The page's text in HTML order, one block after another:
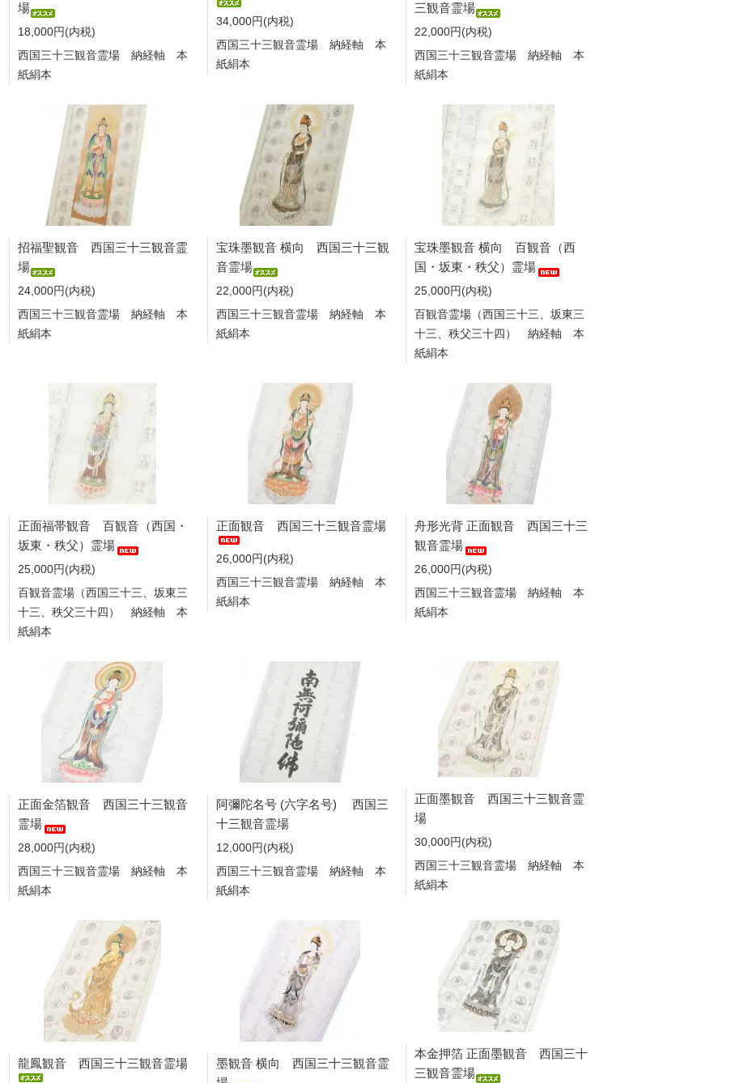
場
18,000円(内税)
西国三十三観音霊場 納経軸 本
紙絹本
34,000円(内税)
西国三十三観音霊場 納経軸 本
紙絹本
三観音霊場
22,000円(内税)
西国三十三観音霊場 納経軸 本
紙絹本
招福聖観音 西国三十三観音霊
場
24,000円(内税)
西国三十三観音霊場 納経軸 本
紙絹本
宝珠墨観音 横向 西国三十三観
音霊場
22,000円(内税)
西国三十三観音霊場 納経軸 本
紙絹本
宝珠墨観音 横向 百観音（西
国・坂東・秩父）霊場
25,000円(内税)
百観音霊場（西国三十三、坂東三
十三、秩父三十四） 納経軸 本
紙絹本
正面福帯観音 百観音（西国・
坂東・秩父）霊場
25,000円(内税)
百観音霊場（西国三十三、坂東三
十三、秩父三十四） 納経軸 本
紙絹本
正面観音 西国三十三観音霊場
26,000円(内税)
西国三十三観音霊場 納経軸 本
紙絹本
舟形光背 正面観音 西国三十三
観音霊場
26,000円(内税)
西国三十三観音霊場 納経軸 本
紙絹本
正面金箔観音 西国三十三観音
霊場
28,000円(内税)
西国三十三観音霊場 納経軸 本
紙絹本
阿彌陀名号 (六字名号) 西国三
十三観音霊場
12,000円(内税)
西国三十三観音霊場 納経軸 本
紙絹本
正面墨観音 西国三十三観音霊
場
30,000円(内税)
西国三十三観音霊場 納経軸 本
紙絹本
龍鳳観音 西国三十三観音霊場
墨観音 横向 西国三十三観音霊
本金押箔 正面墨観音 西国三十
三観音霊場